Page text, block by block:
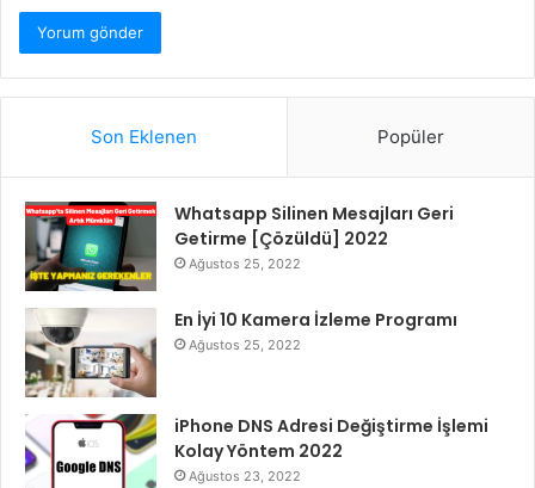
Son Eklenen Popüler
Whatsapp Silinen Mesajları Geri
Getirme [Çözüldü] 2022
Ağustos 25, 2022
En İyi 10 Kamera İzleme Programı
Ağustos 25, 2022
iPhone DNS Adresi Değiştirme İşlemi
Kolay Yöntem 2022
Ağustos 23, 2022